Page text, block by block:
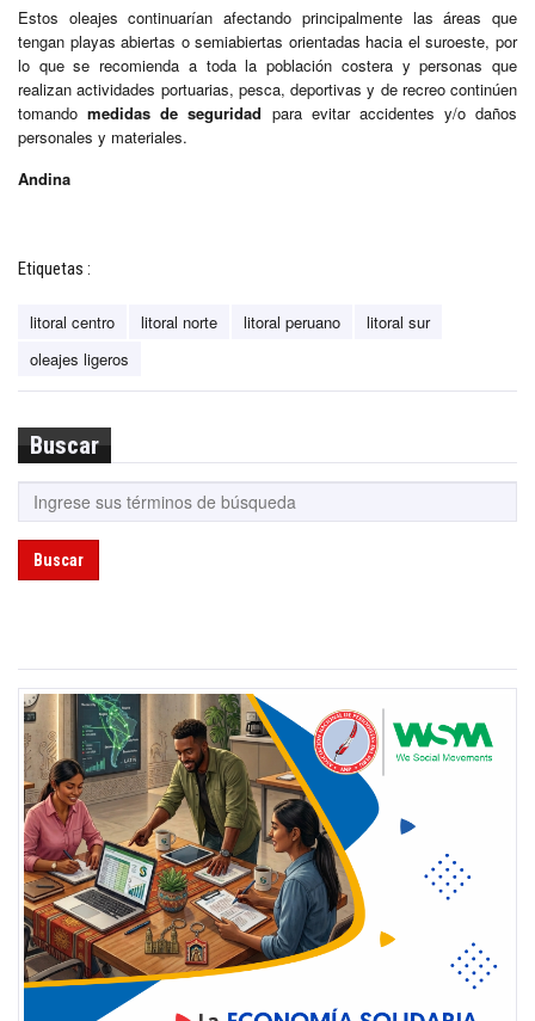
Estos oleajes continuarían afectando principalmente las áreas que
tengan playas abiertas o semiabiertas orientadas hacia el suroeste, por
lo que se recomienda a toda la población costera y personas que
realizan actividades portuarias, pesca, deportivas y de recreo continúen
tomandomedidas de seguridad para evitar accidentes y/o daños
personales y materiales.
Andina
Etiquetas :
litoral centro litoral norte litoral peruano
litoral sur
oleajes ligeros
Buscar
Buscar